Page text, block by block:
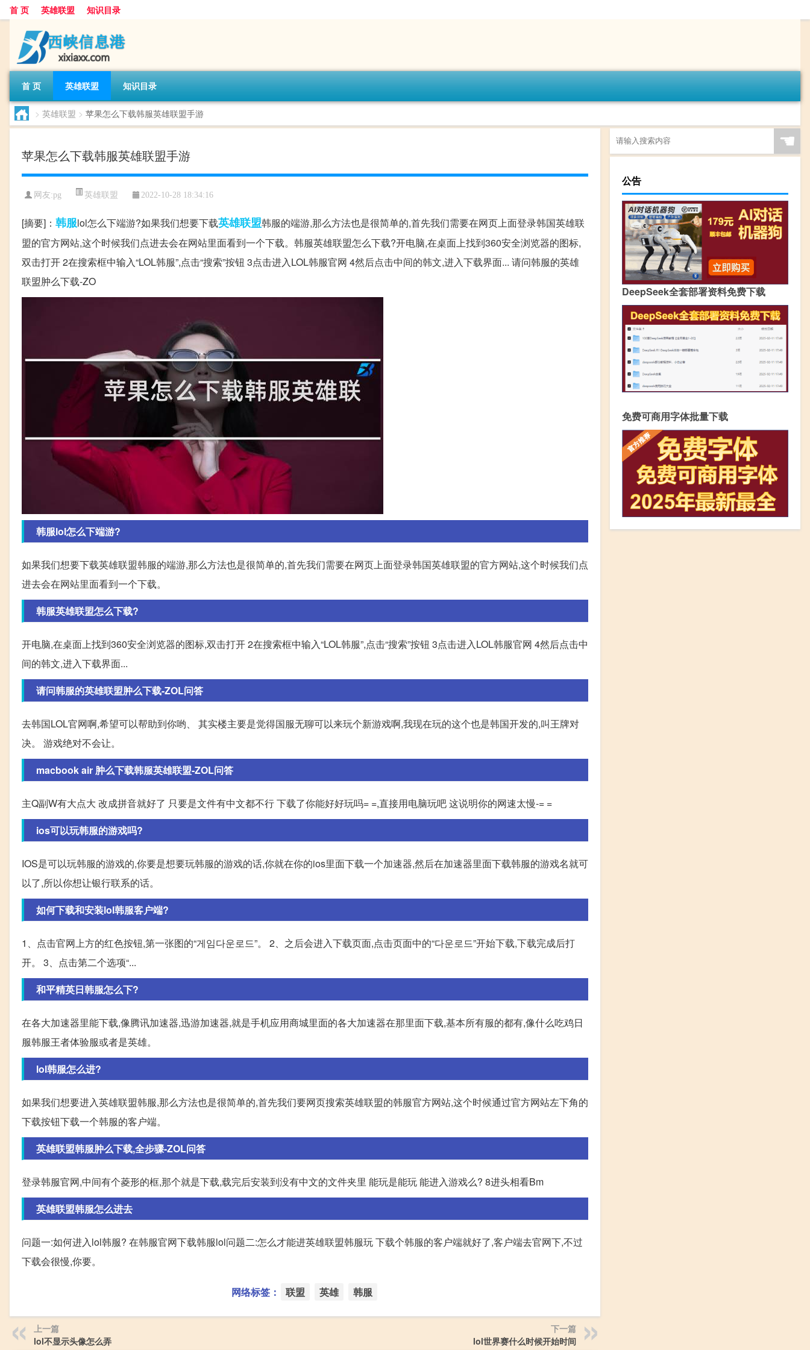
首 页 英雄联盟 知识目录
首 页 英雄联盟 知识目录
> 英雄联盟 > 苹果怎么下载韩服英雄联盟手游
苹果怎么下载韩服英雄联盟手游
网友:pg 英雄联盟 2022-10-28 18:34:16
[摘要]： 韩服lol怎么下端游?如果我们想要下载英雄联盟韩服的端游,那么方法也是很简单的,首先我们需要在网页上面登录韩国英雄联
盟的官方网站,这个时候我们点进去会在网站里面看到一个下载。韩服英雄联盟怎么下载?开电脑,在桌面上找到360安全浏览器的图标,
双击打开 2在搜索框中输入“LOL韩服”,点击“搜索”按钮 3点击进入LOL韩服官网 4然后点击中间的韩文,进入下载界面... 请问韩服的英雄
联盟肿么下载-ZO
韩服lol怎么下端游?
如果我们想要下载英雄联盟韩服的端游,那么方法也是很简单的,首先我们需要在网页上面登录韩国英雄联盟的官方网站,这个时候我们点
进去会在网站里面看到一个下载。
韩服英雄联盟怎么下载?
开电脑,在桌面上找到360安全浏览器的图标,双击打开 2在搜索框中输入“LOL韩服”,点击“搜索”按钮 3点击进入LOL韩服官网 4然后点击中
间的韩文,进入下载界面...
请问韩服的英雄联盟肿么下载-ZOL问答
去韩国LOL官网啊,希望可以帮助到你哟、 其实楼主要是觉得国服无聊可以来玩个新游戏啊,我现在玩的这个也是韩国开发的,叫王牌对
决。 游戏绝对不会让。
macbook air 肿么下载韩服英雄联盟-ZOL问答
主Q副W有大点大 改成拼音就好了 只要是文件有中文都不行 下载了你能好好玩吗= =,直接用电脑玩吧 这说明你的网速太慢-= =
ios可以玩韩服的游戏吗?
IOS是可以玩韩服的游戏的,你要是想要玩韩服的游戏的话,你就在你的ios里面下载一个加速器,然后在加速器里面下载韩服的游戏名就可
以了,所以你想让银行联系的话。
如何下载和安装lol韩服客户端?
1、点击官网上方的红色按钮,第一张图的“게임다운로드”。 2、之后会进入下载页面,点击页面中的“다운로드”开始下载,下载完成后打
开。 3、点击第二个选项“...
和平精英日韩服怎么下?
在各大加速器里能下载,像腾讯加速器,迅游加速器,就是手机应用商城里面的各大加速器在那里面下载,基本所有服的都有,像什么吃鸡日
服韩服王者体验服或者是英雄。
lol韩服怎么进?
如果我们想要进入英雄联盟韩服,那么方法也是很简单的,首先我们要网页搜索英雄联盟的韩服官方网站,这个时候通过官方网站左下角的
下载按钮下载一个韩服的客户端。
英雄联盟韩服肿么下载,全步骤-ZOL问答
登录韩服官网,中间有个菱形的框,那个就是下载,载完后安装到没有中文的文件夹里 能玩是能玩 能进入游戏么? 8进头相看Bm
英雄联盟韩服怎么进去
问题一:如何进入lol韩服? 在韩服官网下载韩服lol问题二:怎么才能进英雄联盟韩服玩 下载个韩服的客户端就好了,客户端去官网下,不过
下载会很慢,你要。
网络标签： 联盟 英雄 韩服
上一篇
lol不显示头像怎么弄
下一篇
lol世界赛什么时候开始时间
☚
公告
DeepSeek全套部署资料免费下载
免费可商用字体批量下载